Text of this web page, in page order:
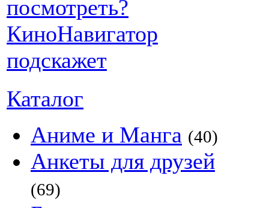
Каталог
Аниме и Манга (40)
Анкеты для друзей
(69)